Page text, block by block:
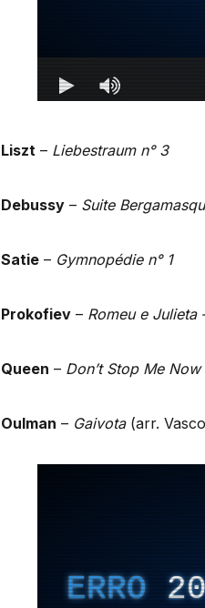
Liszt – Liebestraum n° 3
Debussy – Suite
Satie – Gymnopédie n° 1
Prokofiev – Romeu e Julieta
Queen – Don’t Stop Me Now
Oulman – Gaivota (arr.